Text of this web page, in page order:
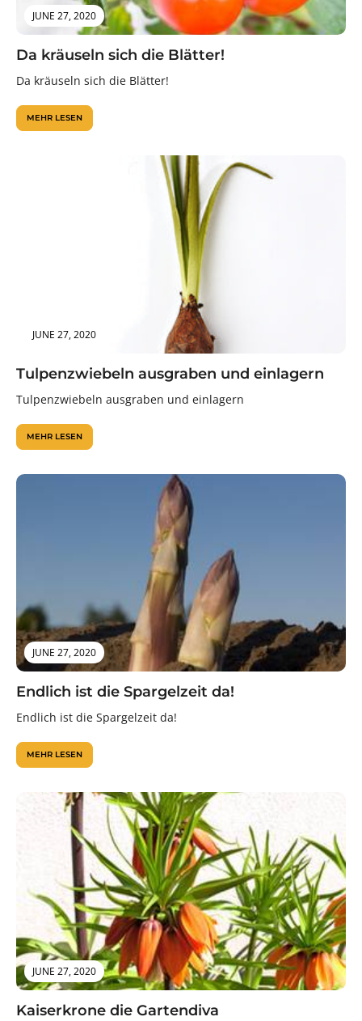
JUNE 27, 2020
Da kräuseln sich die Blätter!
Da kräuseln sich die Blätter!
MEHR LESEN
JUNE 27, 2020
Tulpenzwiebeln ausgraben und einlagern
Tulpenzwiebeln ausgraben und einlagern
MEHR LESEN
JUNE 27, 2020
Endlich ist die Spargelzeit da!
Endlich ist die Spargelzeit da!
MEHR LESEN
JUNE 27, 2020
Kaiserkrone die Gartendiva